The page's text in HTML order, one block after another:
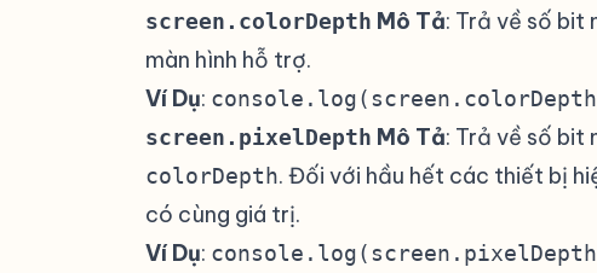
screen.colorDepth Mô Tả: Trả về số bit
màn hình hỗ trợ.
Ví Dụ:
screen.pixelDepth Mô Tả: Trả về số bit
colorDepth. Đối với hầu hết các thiết bị
có cùng giá trị.
Ví Dụ: